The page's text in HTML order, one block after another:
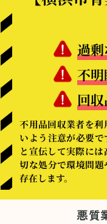
過
不
回
不用品回収業者を
いよう注意が必要で
と宣伝して実際に
切な処分で環境問
存在します。
悪質